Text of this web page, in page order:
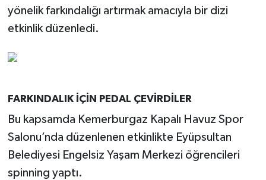
yönelik farkındalığı artırmak amacıyla bir dizi
etkinlik düzenledi.
FARKINDALIK İÇİN PEDAL ÇEVİRDİLER
Bu kapsamda Kemerburgaz Kapalı Havuz Spor
Salonu’nda düzenlenen etkinlikte Eyüpsultan
Belediyesi Engelsiz Yaşam Merkezi öğrencileri
spinning yaptı.